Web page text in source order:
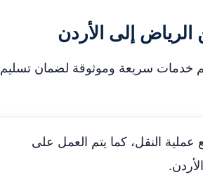
إلى الأردن
خدمات سريعة وموثوقة لضمان تسليم
النقل، كما يتم العمل على